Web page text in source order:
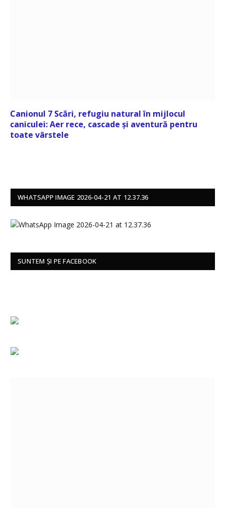
Canionul 7 Scări, refugiu natural în mijlocul
caniculei: Aer rece, cascade și aventură pentru
toate vârstele
WHATSAPP IMAGE 2026-04-21 AT 12.37.36
SUNTEM ȘI PE FACEBOOK